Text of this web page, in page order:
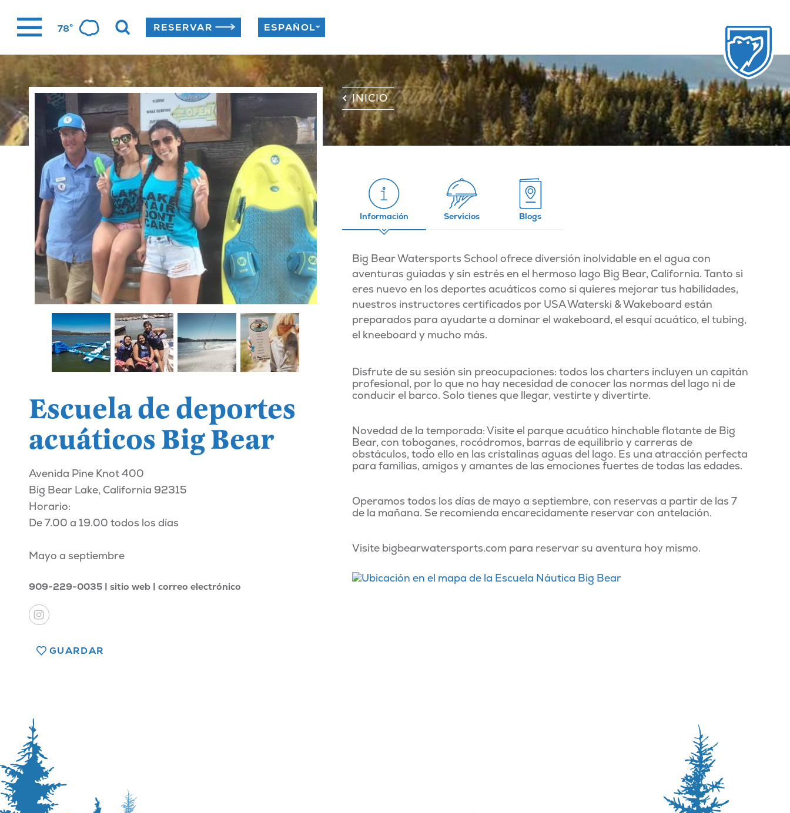
Ir
al
78° RESERVAR
Escuela de deportes
acuáticos Big Bear
Avenida Pine Knot 400
Big Bear Lake, California 92315
Horario:
De 7.00 a 19.00 todos los días
Mayo a septiembre
909-229-0035 sitio web correo electrónico
GUARDAR
INICIO
Información Servicios Blogs
Big Bear Watersports School ofrece diversión inolvidable en el agua con
aventuras guiadas y sin estrés en el hermoso lago Big Bear, California. Tanto si
eres nuevo en los deportes acuáticos como si quieres mejorar tus habilidades,
nuestros instructores certificados por USA Waterski & Wakeboard están
preparados para ayudarte a dominar el wakeboard, el esquí acuático, el tubing,
el kneeboard y mucho más.
Disfrute de su sesión sin preocupaciones: todos los charters incluyen un capitán
profesional, por lo que no hay necesidad de conocer las normas del lago ni de
conducir el barco. Solo tienes que llegar, vestirte y divertirte.
Novedad de la temporada: Visite el parque acuático hinchable flotante de Big
Bear, con toboganes, rocódromos, barras de equilibrio y carreras de
obstáculos, todo ello en las cristalinas aguas del lago. Es una atracción perfecta
para familias, amigos y amantes de las emociones fuertes de todas las edades.
Operamos todos los días de mayo a septiembre, con reservas a partir de las 7
de la mañana. Se recomienda encarecidamente reservar con antelación.
Visite bigbearwatersports.com para reservar su aventura hoy mismo.